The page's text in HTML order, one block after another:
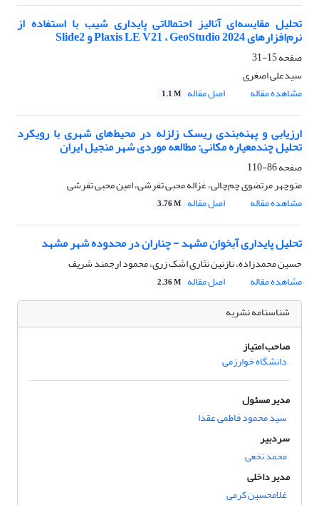
تحلیل مقایسه‌ای آنالیز احتمالاتی پایداری شیب با استفاده از
نرم‌افزارهای Plaxis LE V21 ، GeoStudio 2024 و Slide2
صفحه15-31
سیدعلی اصغری
مشاهده مقاله
اصل مقاله 1.1 M
ارزیابی و پهنه‌بندی ریسک زلزله در محیط‌های شهری با رویکرد
تحلیل چندمعیاره مکانی: مطالعه موردی شهر منجیل ایران
صفحه86-110
منوچهر مرتضوی چم‌چالی، غزاله محبی تفرشی، امین محبی تفرشی
مشاهده مقاله
اصل مقاله 3.76 M
تحلیل پایداری آبخوان مشهد - چناران در محدوده شهر مشهد
حسین محمدزاده، نازنین نثاری اشک زری، محمود ارجمند شریف
مشاهده مقاله
اصل مقاله 2.36 M
شناسنامه نشریه
صاحب امتیاز
دانشگاه خوارزمی
مدیر مسئول
سید محمود فاطمی عقدا
سردبیر
محمد نخعی
مدیر داخلی
غلامحسین کرمی